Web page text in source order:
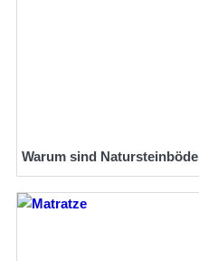
Warum sind